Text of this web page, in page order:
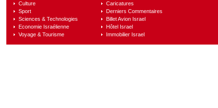
Culture
Sport
Sciences & Technologies
Economie Israélienne
Voyage & Tourisme
Caricatures
Derniers Commentaires
Billet Avion Israel
Hôtel Israel
Immobilier Israel